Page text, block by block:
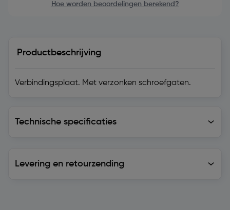
Hoe worden beoordelingen berekend?
Productbeschrijving
Verbindingsplaat. Met verzonken schroefgaten.
Technische specificaties
Levering en retourzending